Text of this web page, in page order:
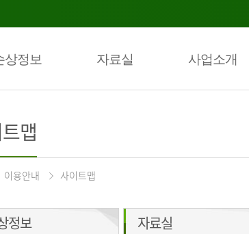
상정보 자료실 사업소개
맵
이용안내 사이트맵
정보 자료실